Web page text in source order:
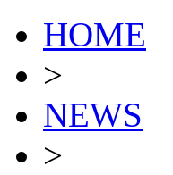
HOME
>
NEWS
>